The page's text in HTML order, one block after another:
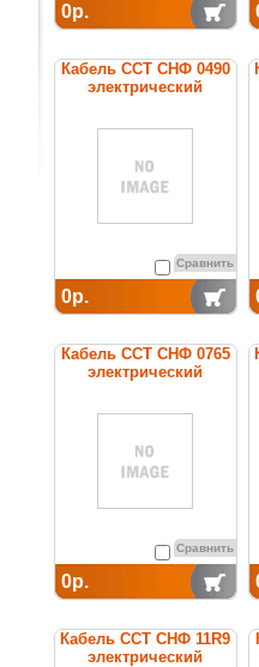
0р.
Кабель ССТ СНФ 0490
электрический
Сравнить
0р.
Кабель ССТ СНФ 0765
электрический
Сравнить
0р.
Кабель ССТ СНФ 11R9
электрический